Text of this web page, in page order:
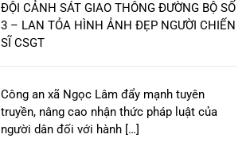
ĐỘI CẢNH SÁT GIAO THÔNG ĐƯỜNG BỘ SỐ
3 – LAN TỎA HÌNH ẢNH ĐẸP NGƯỜI CHIẾN
SĨ CSGT
Công an xã Ngọc Lâm đẩy mạnh tuyên
truyền, nâng cao nhận thức pháp luật của
người dân đối với hành […]